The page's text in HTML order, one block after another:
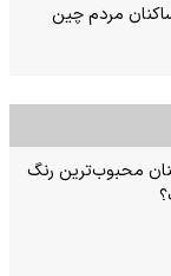
محبوب‌ترین رنگ